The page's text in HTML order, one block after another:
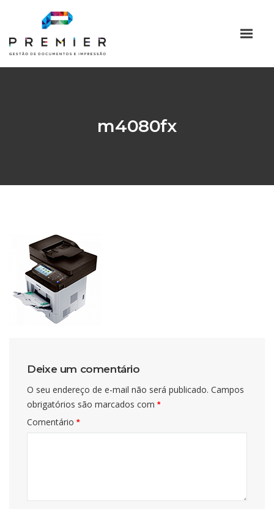
m4080fx
Deixe um comentário
O seu endereço de e-mail não será publicado. Campos
obrigatórios são marcados com*
Comentário*